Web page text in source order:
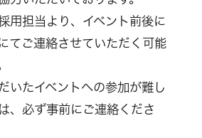
用担当より、イベント前後に
てご連絡させていただく可能
いたイベントへの参加が難し
、必ず事前にご連絡くださ